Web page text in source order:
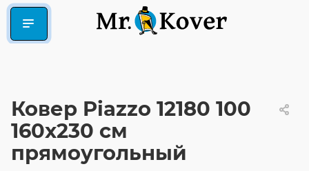
Ковер Piazzo 12180 100
160x230 см
прямоугольный